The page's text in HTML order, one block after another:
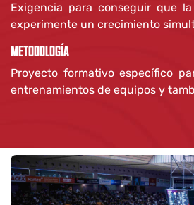
Exigencia para conseguir que
experimente un crecimiento
METODOLOGÍA
Proyecto formativo específico
entrenamientos de equipos y